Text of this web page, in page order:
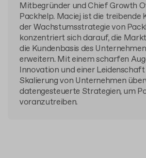
Mitbegründer und Chief Growth
Packhelp. Maciej ist die
der Wachstumsstrategie von
konzentriert sich darauf, die
die Kundenbasis des
erweitern. Mit einem scharfen
Innovation und einer
Skalierung von Unternehmen
datengesteuerte Strategien, um
voranzutreiben.